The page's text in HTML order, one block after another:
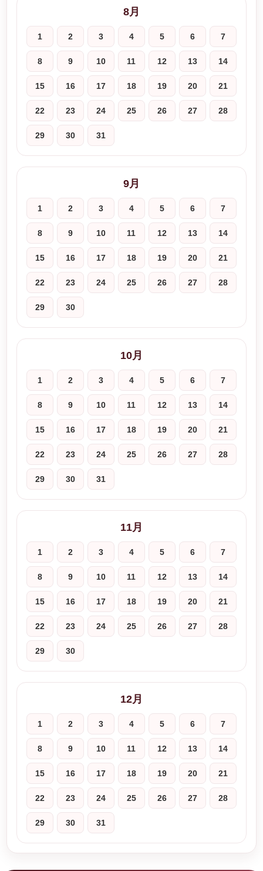
8月
1 2 3 4 5 6 7
8 9 10 11 12 13 14
15 16 17 18 19 20 21
22 23 24 25 26 27 28
29 30 31
9月
1 2 3 4 5 6 7
8 9 10 11 12 13 14
15 16 17 18 19 20 21
22 23 24 25 26 27 28
29 30
10月
1 2 3 4 5 6 7
8 9 10 11 12 13 14
15 16 17 18 19 20 21
22 23 24 25 26 27 28
29 30 31
11月
1 2 3 4 5 6 7
8 9 10 11 12 13 14
15 16 17 18 19 20 21
22 23 24 25 26 27 28
29 30
12月
1 2 3 4 5 6 7
8 9 10 11 12 13 14
15 16 17 18 19 20 21
22 23 24 25 26 27 28
29 30 31